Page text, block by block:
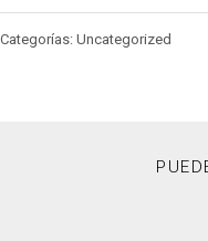
Categorías: Uncategorized